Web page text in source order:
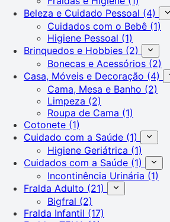
Beleza e Cuidado Pessoal (4)
Cuidados com o Bebê (1)
Higiene Pessoal (1)
Brinquedos e Hobbies (2)
Bonecas e Acessórios (2)
Casa, Móveis e Decoração (4)
Cama, Mesa e Banho (2)
Limpeza (2)
Roupa de Cama (1)
Cotonete (1)
Cuidado com a Saúde (1)
Higiene Geriátrica (1)
Cuidados com a Saúde (1)
Incontinência Urinária (1)
Fralda Adulto (21)
Bigfral (2)
Fralda Infantil (17)